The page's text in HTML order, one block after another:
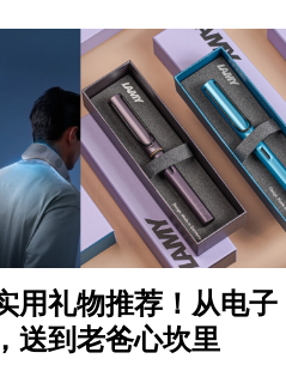
用礼物推荐！从电子
送到老爸心坎里